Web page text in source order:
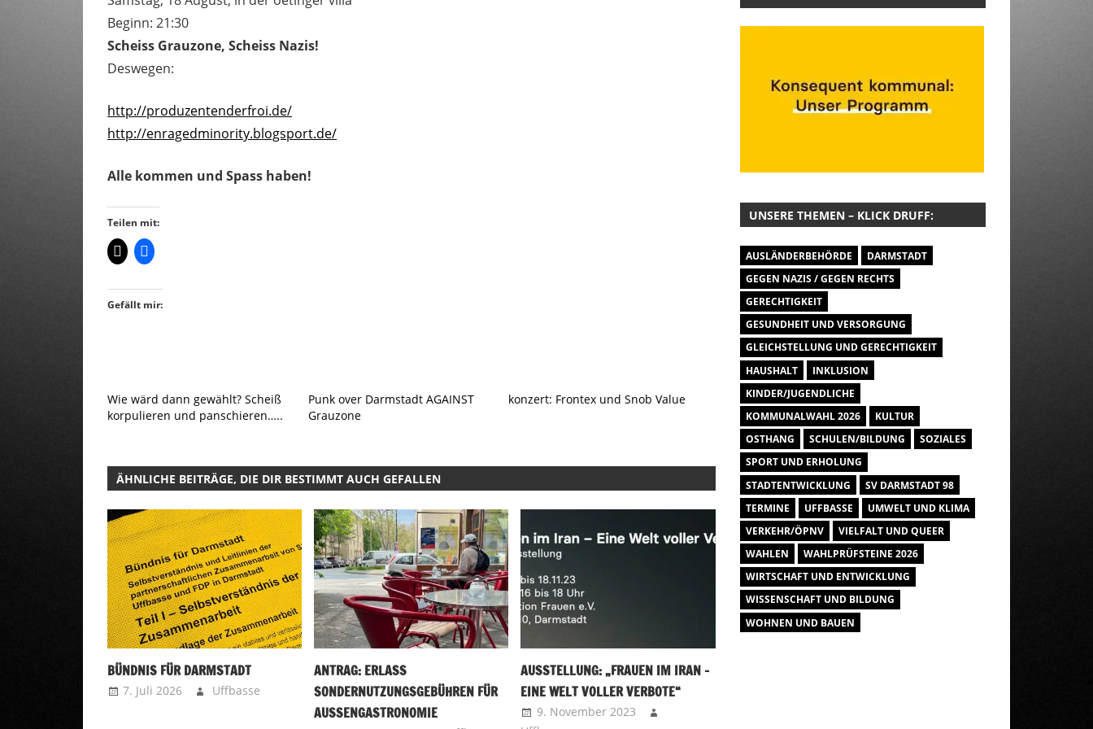
Beginn: 21:30
Scheiss Grauzone, Scheiss Nazis!
Deswegen:
http://produzentenderfroi.de/
http://enragedminority.blogsport.de/
Alle kommen und Spass haben!
Teilen mit:
Gefällt mir:
Wie wärd dann gewählt? Scheiß
korpulieren und panschieren…..
Punk over Darmstadt AGAINST
Grauzone
konzert: Frontex und Snob Value
ÄHNLICHE BEITRÄGE, DIE DIR BESTIMMT AUCH GEFALLEN
BÜNDNIS FÜR DARMSTADT
7. Juli 2026 Uffbasse
ANTRAG: ERLASS
SONDERNUTZUNGSGEBÜHREN FÜR
AUSSENGASTRONOMIE
AUSSTELLUNG: „FRAUEN IM IRAN –
EINE WELT VOLLER VERBOTE“
9. November 2023
UNSERE THEMEN – KLICK DRUFF:
AUSLÄNDERBEHÖRDE
DARMSTADT
GEGEN NAZIS / GEGEN RECHTS
GERECHTIGKEIT
GESUNDHEIT UND VERSORGUNG
GLEICHSTELLUNG UND GERECHTIGKEIT
HAUSHALT
INKLUSION
KINDER/JUGENDLICHE
KOMMUNALWAHL 2026
KULTUR
OSTHANG
SCHULEN/BILDUNG
SOZIALES
SPORT UND ERHOLUNG
STADTENTWICKLUNG
SV DARMSTADT 98
TERMINE
UFFBASSE
UMWELT UND KLIMA
VERKEHR/ÖPNV
VIELFALT UND QUEER
WAHLEN
WAHLPRÜFSTEINE 2026
WIRTSCHAFT UND ENTWICKLUNG
WISSENSCHAFT UND BILDUNG
WOHNEN UND BAUEN